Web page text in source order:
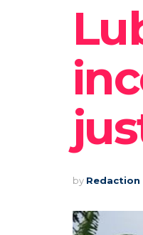
by Redaction